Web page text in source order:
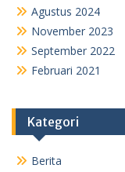
Agustus 2024
November 2023
September 2022
Februari 2021
Kategori
Berita